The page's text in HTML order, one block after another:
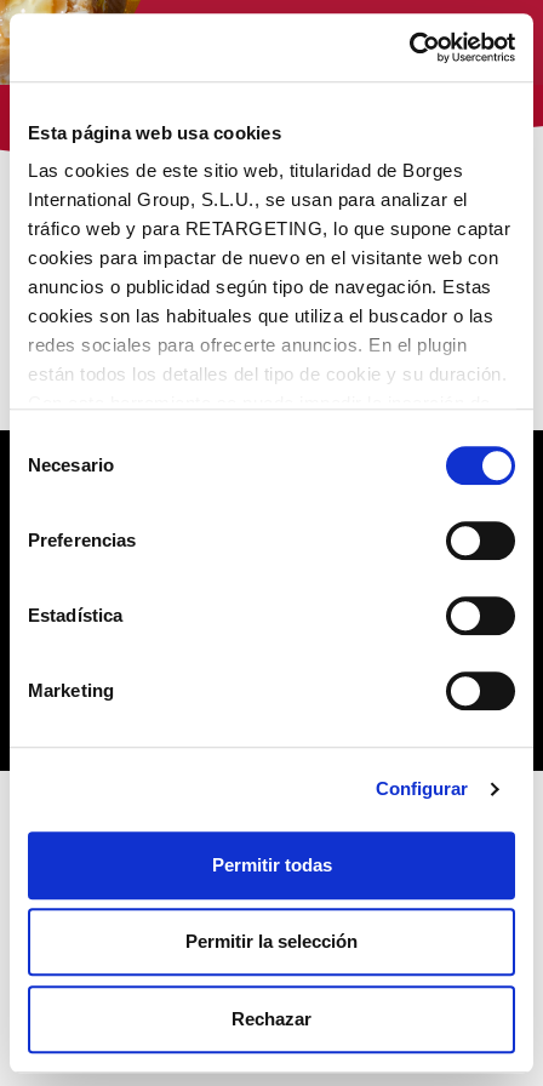
Esta página web usa cookies
Las cookies de este sitio web, titularidad de Borges
International Group, S.L.U., se usan para analizar el
tráfico web y para RETARGETING, lo que supone captar
cookies para impactar de nuevo en el visitante web con
anuncios o publicidad según tipo de navegación. Estas
cookies son las habituales que utiliza el buscador o las
redes sociales para ofrecerte anuncios. En el plugin
están todos los detalles del tipo de cookie y su duración.
la web aparece cómo evitar las cookies en el navegador.
Si se desea ver otra vez esta notificación navegar en
privado y aparecerá de nuevo. Le informamos que aún
no habiendo aceptado las cookies de analytics, Google
identifican de ninguna forma.
Necesario
Preferencias
Estadística
Marketing
Configurar
Permitir todas
Permitir la selección
Rechazar
Inicio/Virginias/Virginias Cacao/ Novedades Virginias
Cacao
NUESTROS PRODUCTOS
No encontramos lo que buscas
Copyright 2019 © Derechos reservados. Diseño